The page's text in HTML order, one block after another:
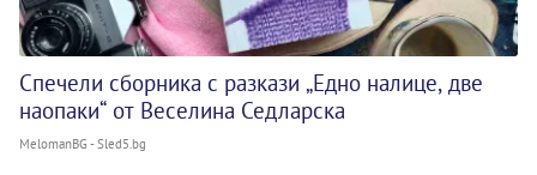
Спечели сборника с разкази „Едно налице, две
наопаки“ от Веселина Седларска
MelomanBG - Sled5.bg